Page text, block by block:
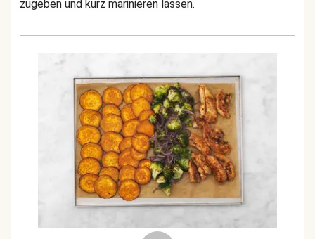
zugeben und kurz marinieren lassen.